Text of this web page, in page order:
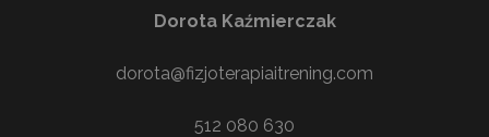
Dorota Kaźmierczak
dorota@fizjoterapiaitrening.com
512 080 630